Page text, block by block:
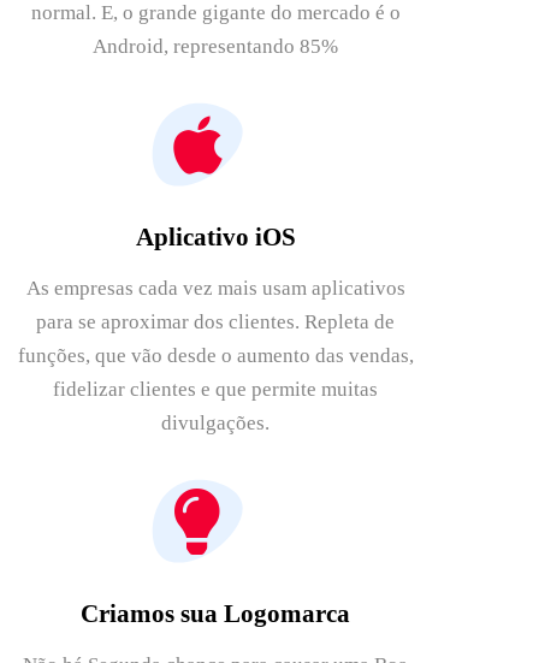
normal. E, o grande gigante do mercado é o
Android, representando 85%
Aplicativo iOS
As empresas cada vez mais usam aplicativos
para se aproximar dos clientes. Repleta de
funções, que vão desde o aumento das vendas,
fidelizar clientes e que permite muitas
divulgações.
Criamos sua Logomarca